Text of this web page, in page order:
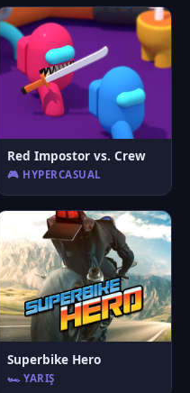
Red Impostor vs. Crew
🎮 HYPERCASUAL
Superbike Hero
🏎️ YARIŞ